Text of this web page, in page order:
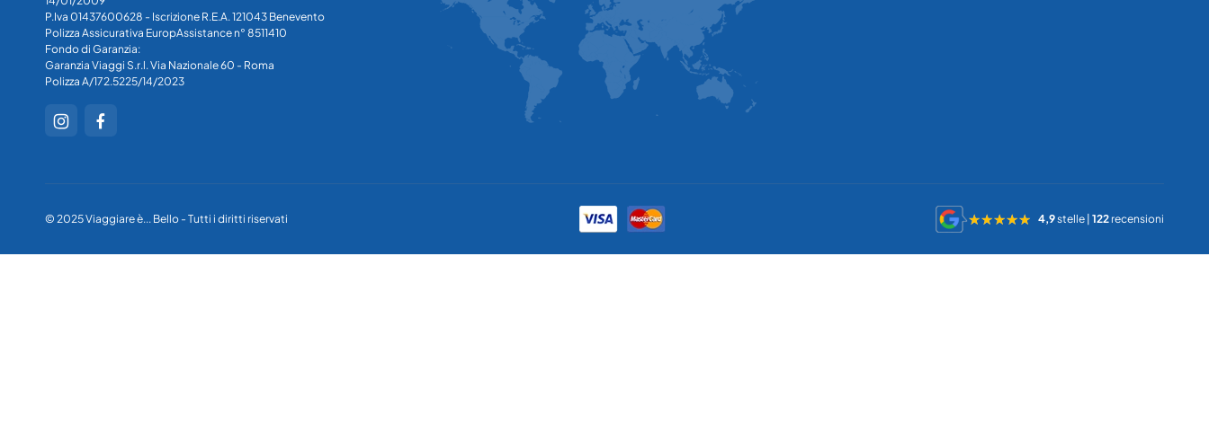
P.Iva 01437600628 - Iscrizione R.E.A. 121043 Benevento
Polizza Assicurativa EuropAssistance n° 8511410
Fondo di Garanzia:
Garanzia Viaggi S.r.l. Via Nazionale 60 - Roma
Polizza A/172.5225/14/2023
4,9stelle |122 recensioni
© 2025 Viaggiare è... Bello - Tutti i diritti riservati